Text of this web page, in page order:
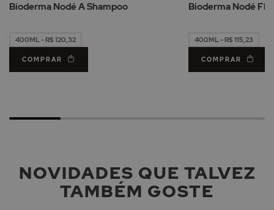
Desejos
Bioderma Nodé A Shampoo
400ML - R$ 120,32
COMPRAR
Bioderma Nodé
400ML - R$ 115,23
COMPRAR
NOVIDADES QUE TALVEZ
TAMBÉM GOSTE